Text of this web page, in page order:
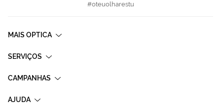
#oteuolharestu
MAIS OPTICA
SERVIÇOS
CAMPANHAS
AJUDA